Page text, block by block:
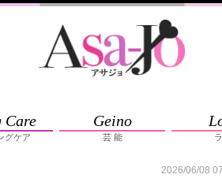
Care
グケア
Geino
芸 能
2026/06/08